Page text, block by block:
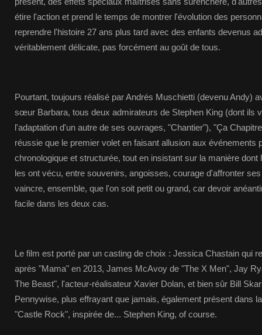
étire l'action et prend le temps de montrer l'évolution des
reprendre l'histoire 27 ans plus tard avec des enfants devenus
véritablement délicate, pas forcément au goût de tous.
Pourtant, toujours réalisé par Andrés Muschietti (devenu Andy)
sœur Barbara, tous deux admirateurs de Stephen King (dont ils
l'adaptation d'un autre de ses ouvrages, "Chantier"), "Ça
réussie que le premier volet en faisant allusion aux événements
chronologique et structurée, tout en insistant sur la manière
les ont vécu, entre souvenirs, angoisses, courage d'affronter
vaincre, ensemble, que l'on soit petit ou grand, car devoir
facile dans les deux cas.
Le film est porté par un casting de choix : Jessica Chastain qui
après "Mama" en 2013, James McAvoy de "The X Men", Jay
The Beast", l'acteur-réalisateur Xavier Dolan, et bien sûr Bill
Pennywise, plus effrayant que jamais, également présent dans
"Castle Rock", inspirée de... Stephen King, of course.